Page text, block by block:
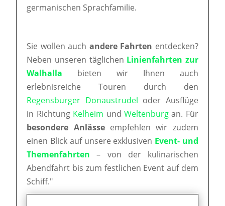
germanischen Sprachfamilie.
Sie wollen auch andere Fahrten entdecken?
Neben unseren täglichen Linienfahrten zur
Walhalla bieten wir Ihnen auch
erlebnisreiche Touren durch den
Regensburger Donaustrudel oder Ausflüge
in Richtung Kelheim und Weltenburgan. Für
besondere Anlässeempfehlen wir zudem
einen Blick auf unsere exklusiven Event- und
Themenfahrten – von der kulinarischen
Abendfahrt bis zum festlichen Event auf dem
Schiff."